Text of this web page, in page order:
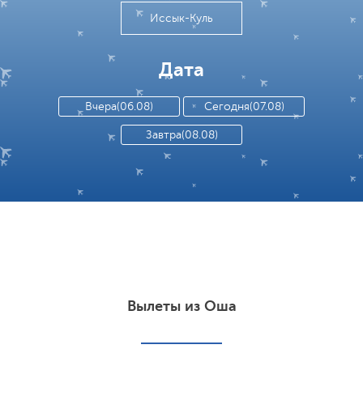
Иссык-Куль
Дата
Вчера(06.08) Сегодня(07.08)
Завтра(08.08)
Вылеты из Оша